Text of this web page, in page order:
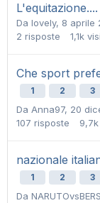
L'equitazione....
Da lovely, 8 aprile
2 risposte 1,1k
Che sport
1 2 3
Da Anna97, 20
107 risposte 9,7k
nazionale
1 2 3
Da